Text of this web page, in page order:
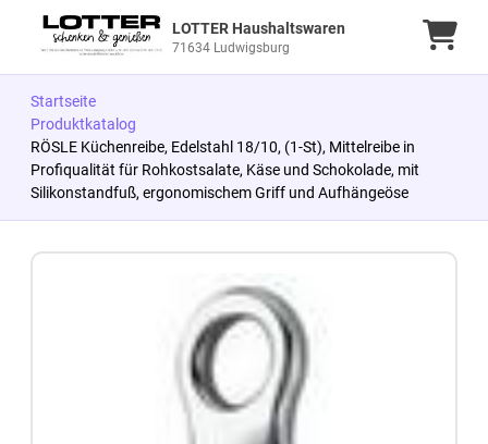
LOTTER Haushaltswaren
71634 Ludwigsburg
Startseite
Produktkatalog
RÖSLE Küchenreibe, Edelstahl 18/10, (1-St), Mittelreibe in
Profiqualität für Rohkostsalate, Käse und Schokolade, mit
Silikonstandfuß, ergonomischem Griff und Aufhängeöse